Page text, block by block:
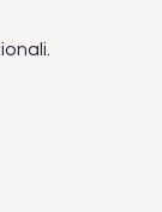
rafforzano la